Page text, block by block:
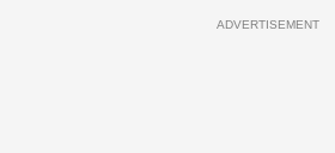
ADVERTISEMENT